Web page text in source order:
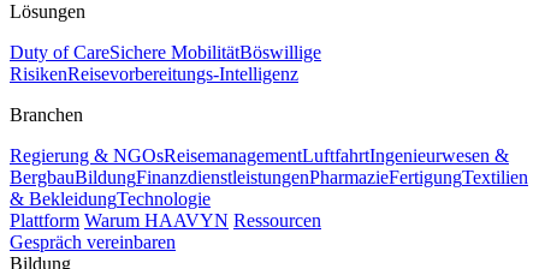
Lösungen
Duty of CareSichere MobilitätBöswillige
RisikenReisevorbereitungs-Intelligenz
Branchen
Regierung & NGOsReisemanagementLuftfahrtIngenieurwesen &
BergbauBildungFinanzdienstleistungenPharmazieFertigungTextilien
& BekleidungTechnologie
Plattform Warum HAAVYN Ressourcen
Gespräch vereinbaren
Bildung